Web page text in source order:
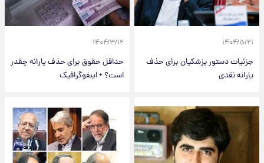
۱۴۰۴/۵/۲۱
جزئیات دستور پزشکیان برای حذف
یارانه نقدی
۱۴۰۴/۳/۱۲
حداقل حقوق برای حذف یارانه چقدر
است؟ + اینفوگرافیک